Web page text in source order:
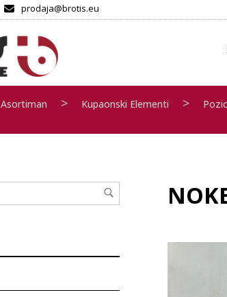
prodaja@brotis.eu
Asortiman > Kupaonski Elementi >